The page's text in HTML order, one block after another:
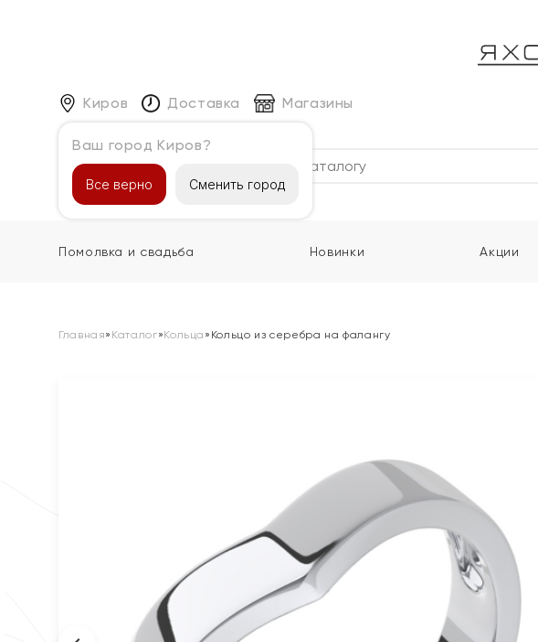
Киров
Ваш город Киров?
Все верно Сменить город
Доставка Магазины
Каталог
Помолвка и свадьба Новинки Акции
Главная» Каталог»Кольца » Кольцо из серебра на фалангу